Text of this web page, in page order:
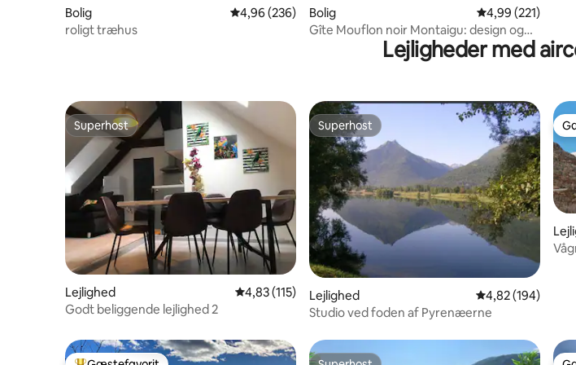
Bolig 4,96 ud af 5 i gennemsnitlig bedømmelse, 236 omtaler
4,96 (236)
roligt træhus
Bolig 4,99 ud af 5 i
4,99 (221)
Gîte Mouflon noir Montaigu: design og
Lejligheder med
Superhost
Superhost
Lejlighed 4,83 ud af 5 i gennemsnitlig bedømmelse, 115 omtaler
4,83 (115)
Godt beliggende lejlighed 2
Superhost
Superhost
Lejlighed 4,82 ud af 5 i
4,82 (194)
Studio ved foden af Pyrenæerne